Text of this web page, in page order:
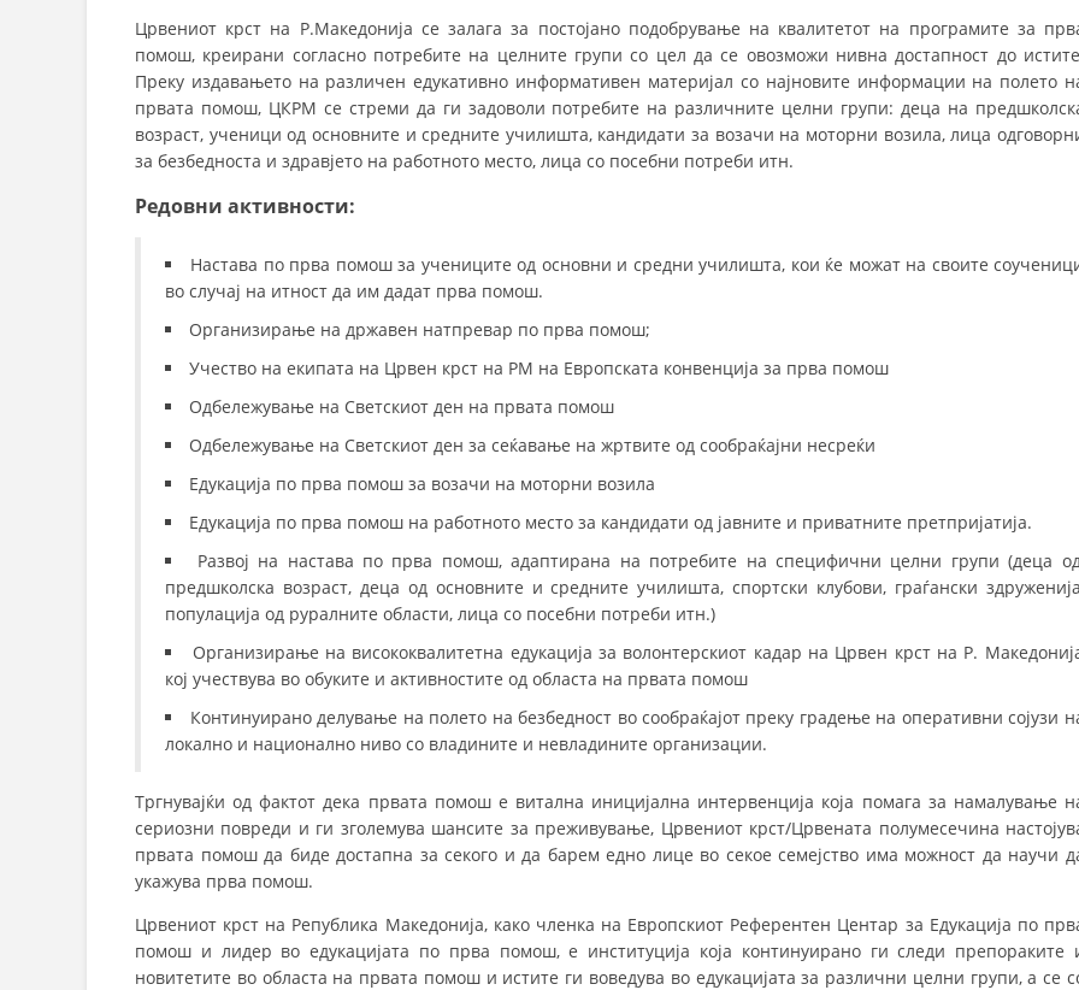
ДИСЕМИНАЦИЈА
MЕЃУНАРОДНО ХУМАНИТАРНО ПРАВО
СОЦИЈАЛНО ХУМАНИТАРНА ДЕЈНОСТ
ПОДГОТВЕНОСТ И ДЕЈСТВО ПРИ КАТАСТРОФИ
СПАСИТЕЛНА СТАНИЦА ВОДНО
ИСТРАЖУВАЊЕ НА ЈАВНО МИСЛЕЊЕ
ЗДРАВСТВЕНО ПРЕВЕНТИВНА ДЕЈНОСТ
ИНФОРМАЦИИ ЗА БОЛЕСТИ
Црвениот крст на Р.Македонија се залага за постојано подобрување на квалитетот на програмите за
помош, креирани согласно потребите на целните групи со цел да се овозможи нивна достапност до
Преку издавањето на различен едукативно информативен материјал со најновите информации на полето
првата помош, ЦКРМ се стреми да ги задоволи потребите на различните целни групи: деца на
возраст, ученици од основните и средните училишта, кандидати за возачи на моторни возила, лица
за безбедноста и здравјето на работното место, лица со посебни потреби итн.
Редовни активности:
Настава по прва помош за учениците од основни и средни училишта, кои ќе можат на своите
во случај на итност да им дадат прва помош.
Организирање на државен натпревар по прва помош;
Учество на екипата на Црвен крст на РМ на Европската конвенција за прва помош
Одбележување на Светскиот ден на првата помош
Одбележување на Светскиот ден за сеќавање на жртвите од сообраќајни несреќи
Едукација по прва помош за возачи на моторни возила
Едукација по прва помош на работното место за кандидати од јавните и приватните претпријатија.
Развој на настава по прва помош, адаптирана на потребите на специфични целни групи (деца од
предшколска возраст, деца од основните и средните училишта, спортски клубови, граѓански
популација од руралните области, лица со посебни потреби итн.)
Организирање на висококвалитетна едукација за волонтерскиот кадар на Црвен крст на Р.
кој учествува во обуките и активностите од областа на првата помош
Континуирано делување на полето на безбедност во сообраќајот преку градење на оперативни сојузи
локално и национално ниво со владините и невладините организации.
Тргнувајќи од фактот дека првата помош е витална иницијална интервенција која помага за намалување
сериозни повреди и ги зголемува шансите за преживување, Црвениот крст/Црвената полумесечина
првата помош да биде достапна за секого и да барем едно лице во секое семејство има можност да научи
укажува прва помош.
Црвениот крст на Република Македонија, како членка на Европскиот Референтен Центар за Едукација по
помош и лидер во едукацијата по прва помош, е институција која континуирано ги следи препораките
новитетите во областа на првата помош и истите ги воведува во едукацијата за различни целни групи, а се